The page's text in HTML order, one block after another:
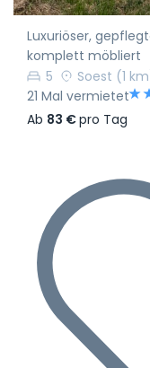
Luxuriöser,
komplett möbliert
5
Soest (1
21 Mal vermietet
Ab 83 €pro Tag